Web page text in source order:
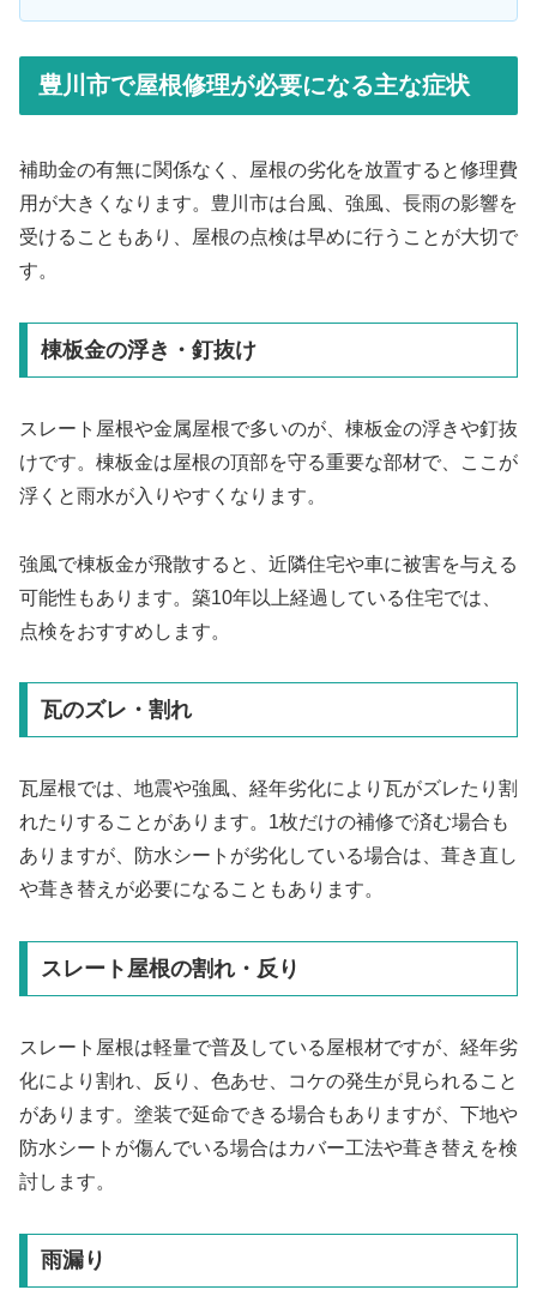
豊川市で屋根修理が必要になる主な症状
補助金の有無に関係なく、屋根の劣化を放置すると修理費
用が大きくなります。豊川市は台風、強風、長雨の影響を
受けることもあり、屋根の点検は早めに行うことが大切で
す。
棟板金の浮き・釘抜け
スレート屋根や金属屋根で多いのが、棟板金の浮きや釘抜
けです。棟板金は屋根の頂部を守る重要な部材で、ここが
浮くと雨水が入りやすくなります。
強風で棟板金が飛散すると、近隣住宅や車に被害を与える
可能性もあります。築10年以上経過している住宅では、
点検をおすすめします。
瓦のズレ・割れ
瓦屋根では、地震や強風、経年劣化により瓦がズレたり割
れたりすることがあります。1枚だけの補修で済む場合も
ありますが、防水シートが劣化している場合は、葺き直し
や葺き替えが必要になることもあります。
スレート屋根の割れ・反り
スレート屋根は軽量で普及している屋根材ですが、経年劣
化により割れ、反り、色あせ、コケの発生が見られること
があります。塗装で延命できる場合もありますが、下地や
防水シートが傷んでいる場合はカバー工法や葺き替えを検
討します。
雨漏り